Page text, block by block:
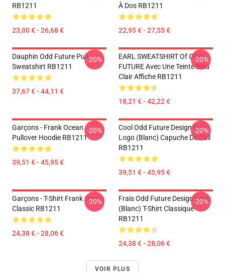
RB1211
23,00 € - 26,68 €
À Dos RB1211
22,95 € - 27,55 €
Dauphin Odd Future Pull
Sweatshirt RB1211
37,67 € - 44,11 €
-20%
EARL SWEATSHIRT Of ODD
FUTURE Avec Une Teinte Bleu
Clair Affiche RB1211
18,21 € - 42,22 €
-20%
Garçons - Frank Ocean
Pullover Hoodie RB1211
39,51 € - 45,95 €
-20%
Cool Odd Future Design Du
Logo (blanc) Capuche De Pull
RB1211
39,51 € - 45,95 €
-20%
Garçons - T-Shirt Frank Ocean
Classic RB1211
24,38 € - 28,06 €
-20%
Frais Odd Future Design Logo
(blanc) T-Shirt Classique
RB1211
24,38 € - 28,06 €
-20%
VOIR PLUS